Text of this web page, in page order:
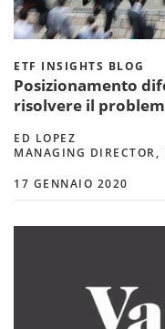
ETF INSIGHTS BLOG
Posizionamento
risolvere il
ED LOPEZ
MANAGING DIRECTOR,
17 GENNAIO 2020